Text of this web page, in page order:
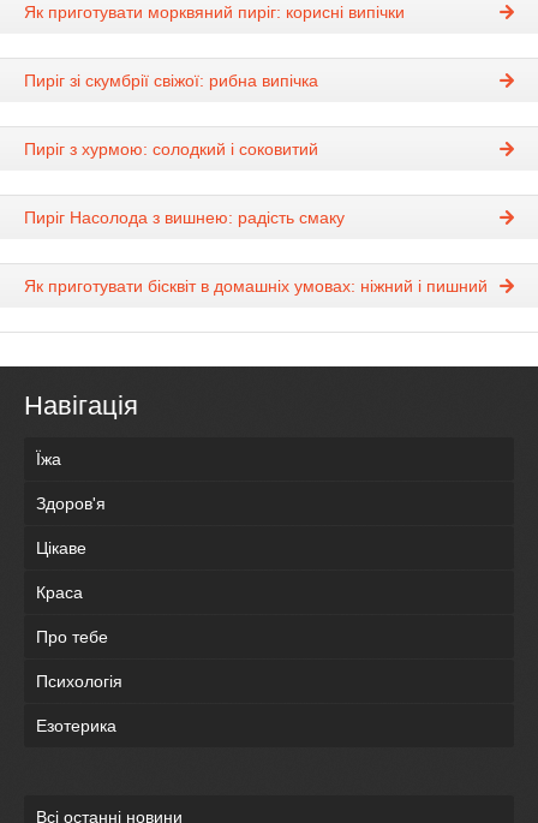
Як приготувати морквяний пиріг: корисні випічки
Пиріг зі скумбрії свіжої: рибна випічка
Пиріг з хурмою: солодкий і соковитий
Пиріг Насолода з вишнею: радість смаку
Як приготувати бісквіт в домашніх умовах: ніжний і пишний
Навігація
Їжа
Здоров'я
Цікаве
Краса
Про тебе
Психологія
Езотерика
Всі останні новини